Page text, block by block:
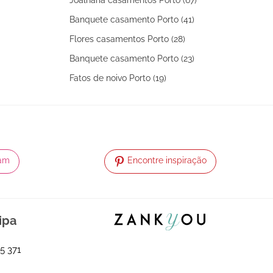
Banquete casamento Porto (41)
Flores casamentos Porto (28)
Banquete casamento Porto (23)
Fatos de noivo Porto (19)
Encontre inspiração
371